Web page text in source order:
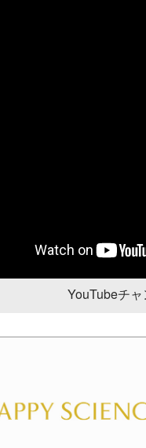
YouTubeチ